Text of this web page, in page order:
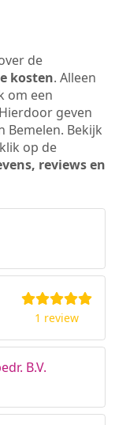
de
kosten. Alleen
om een
geven
Bemelen. Bekijk
op de
reviews en
1 review
B.V.